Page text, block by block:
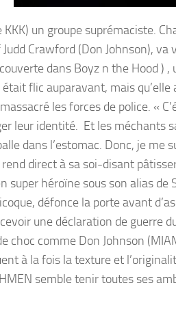
un groupe suprémaciste.
Crawford (Don Johnson),
dans Boyz n the Hood
flic auparavant, mais
les forces de police. «
leur identité. Et les méchants
dans l’estomac. Donc, je me
direct à sa soi-disant
super héroïne sous son alias
défonce la porte avant
une déclaration de guerre
choc comme Don Johnson
à la fois la texture et
semble tenir toutes ses